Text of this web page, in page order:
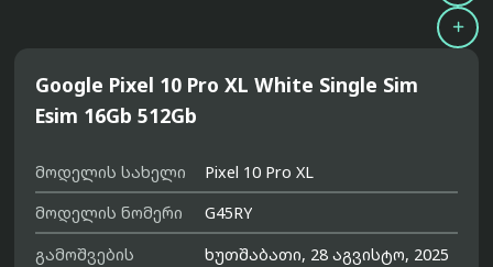
Google Pixel 10 Pro XL White Single Sim
Esim 16Gb 512Gb
მოდელის სახელი
Pixel 10 Pro XL
მოდელის ნომერი
G45RY
გამოშვების
ხუთშაბათი, 28 აგვისტო, 2025
